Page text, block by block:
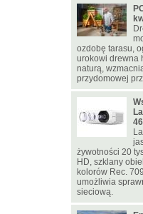
ozdobę tarasu,
urokowi drewna
naturą,
przydomowej
żywotności 20
HD, szklany
kolorów Rec.
umożliwia
sieciową.